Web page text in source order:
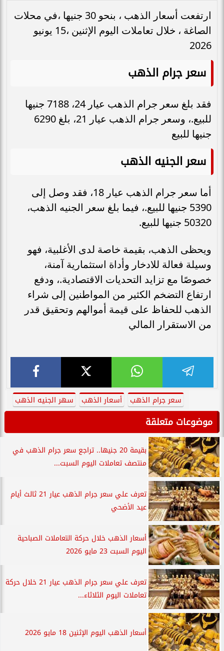
ارتفعت أسعار الذهب ، بنحو 30 جنيها ،في محلات
الصاغة ، خلال تعاملات اليوم الإثنين ،15 يونيو
2026
سعر جرام الذهب
فقد بلغ سعر جرام الذهب عيار 24، 7188 جنيها
للبيع.، وسعر جرام الذهب عيار 21، بلغ 6290
جنيها للبيع
سعر الجنيه الذهب
أما سعر جرام الذهب عيار 18، فقد وصل إلى
5390 جنيها للبيع.، فيما بلغ سعر الجنيه الذهب،
50320 جنيها للبيع.
ويحظى الذهب، بقيمة خاصة لدى الأغلبية، فهو
وسيلة فعالة للادخار وأداة استثمارية آمنة،
خصوصًا مع تزايد التحديات الاقتصادية.، ودفع
ارتفاع التضخم الكثير من المواطنين إلى شراء
الذهب للحفاظ على قيمة أموالهم وتحقيق قدر
من الاستقرار المالي
سعر جرام الذهب أسعار الذهب سهر الجنيه الذهب
موضوعات متعلقة
بقيمة 20 جنيها.. تراجع سعر جرام الذهب في
منتصف تعاملات اليوم السبت...
تعرف علي سعر جرام الذهب عيار 21 ثالث أيام
عيد الأضحي
أسعار الذهب خلال حركة التعاملات الصباحية
اليوم السبت 23 مايو 2026
تعرف علي سعر جرام الذهب عيار 21 خلال حركة
تعاملات اليوم الثلاثاء...
أسعار الذهب اليوم الإثنين 18 مايو 2026